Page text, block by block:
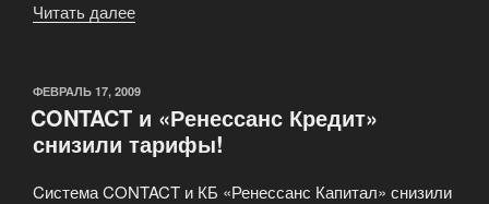
Читать далее
других
платежных
систем»
ОПУБЛИКОВАНО
ФЕВРАЛЬ 17, 2009
CONTACT и «Ренессанс Кредит»
снизили тарифы!
Cистема CONTACT и КБ «Ренессанс Капитал» снизили